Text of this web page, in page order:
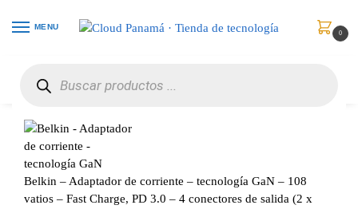
MENU
0
Belkin – Adaptador de corriente – tecnología GaN – 108
vatios – Fast Charge, PD 3.0 – 4 conectores de salida (2 x